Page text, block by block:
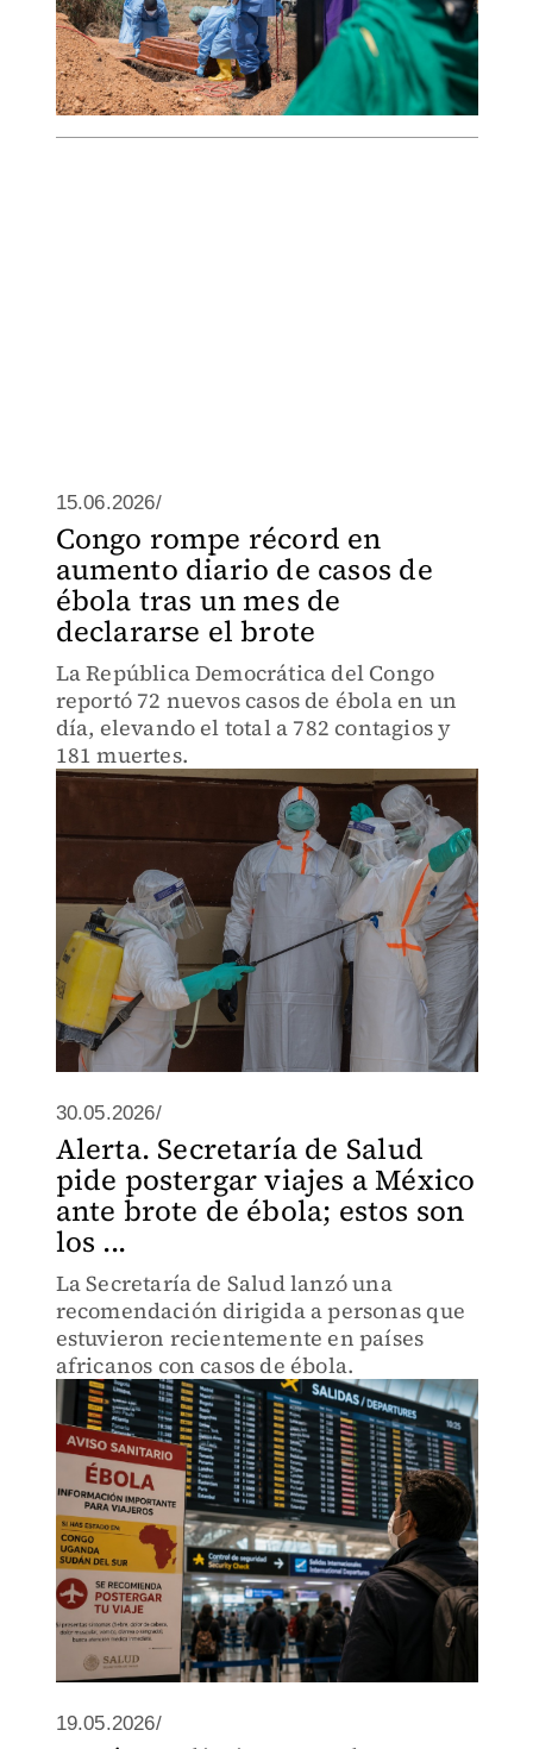
15.06.2026/
Congo rompe récord en
aumento diario de casos de
ébola tras un mes de
declararse el brote
La República Democrática del Congo
reportó 72 nuevos casos de ébola en un
día, elevando el total a 782 contagios y
181 muertes.
30.05.2026/
Alerta. Secretaría de Salud
pide postergar viajes a México
ante brote de ébola; estos son
los ...
La Secretaría de Salud lanzó una
recomendación dirigida a personas que
estuvieron recientemente en países
africanos con casos de ébola.
19.05.2026/